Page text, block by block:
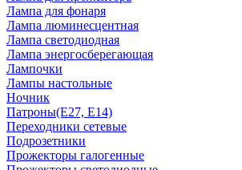
Лампа для фонаря
Лампа люминесцентная
Лампа светодиодная
Лампа энергосберегающая
Лампочки
Лампы настольные
Ночник
Патроны(Е27, Е14)
Переходники сетевые
Подрозетники
Прожекторы галогенные